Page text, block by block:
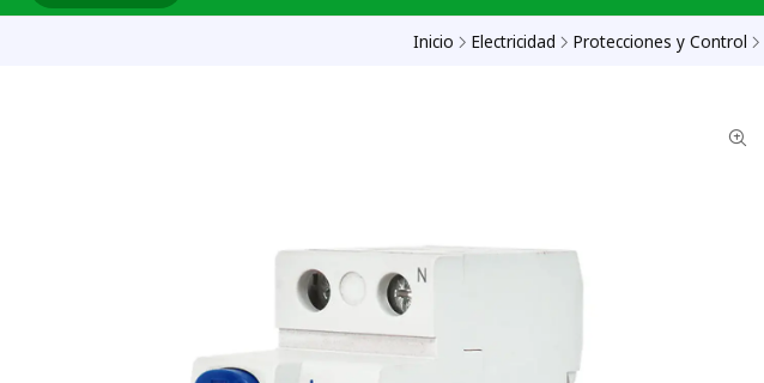
Inicio Electricidad Protecciones y Control